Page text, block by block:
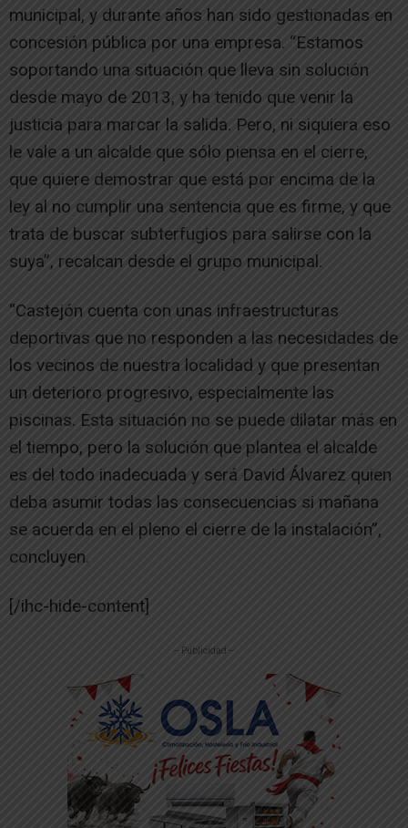
municipal, y durante años han sido gestionadas en
concesión pública por una empresa. “Estamos
soportando una situación que lleva sin solución
desde mayo de 2013, y ha tenido que venir la
justicia para marcar la salida. Pero, ni siquiera eso
le vale a un alcalde que sólo piensa en el cierre,
que quiere demostrar que está por encima de la
ley al no cumplir una sentencia que es firme, y que
trata de buscar subterfugios para salirse con la
suya”, recalcan desde el grupo municipal.
“Castejón cuenta con unas infraestructuras
deportivas que no responden a las necesidades de
los vecinos de nuestra localidad y que presentan
un deterioro progresivo, especialmente las
piscinas. Esta situación no se puede dilatar más en
el tiempo, pero la solución que plantea el alcalde
es del todo inadecuada y será David Álvarez quien
deba asumir todas las consecuencias si mañana
se acuerda en el pleno el cierre de la instalación”,
concluyen.
[/ihc-hide-content]
-- Publicidad --